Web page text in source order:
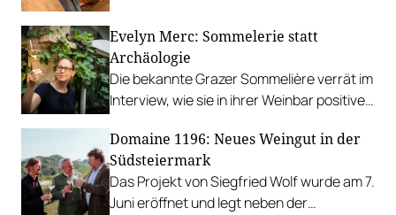
Evelyn Merc: Sommelerie statt
Archäologie
Die bekannte Grazer Sommelière verrät im
Interview, wie sie in ihrer Weinbar positives
glücklich macht.
Domaine 1196: Neues Weingut in der
Südsteiermark
Das Projekt von Siegfried Wolf wurde am 7.
Juni eröffnet und legt neben der